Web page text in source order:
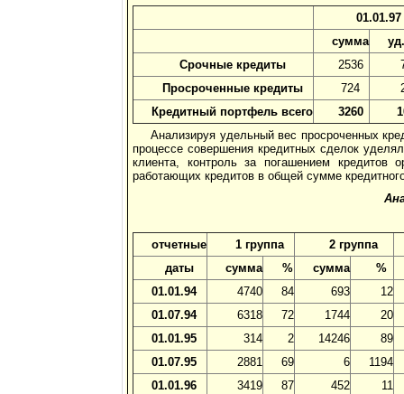
01.01.97
сумма
Срочные кредиты
2536
Просроченные кредиты
724
Кредитный портфель всего
3260
Анализируя удельный вес просроченных
процессе совершения кредитных сделок
клиента, контроль за погашением кредитов
работающих кредитов в общей сумме
отчетные 1 группа
2 группа
даты
сумма % сумма
%
01.01.94
4740 84 693
12
01.07.94
6318 72 1744
20
01.01.95
314 2 14246
89
01.07.95
2881 69 6
1194
01.01.96
3419 87 452
11